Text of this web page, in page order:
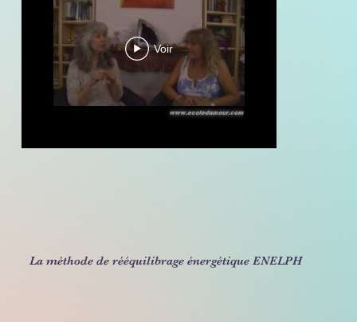
Voir
La méthode de rééquilibrage énergétique ENELPH